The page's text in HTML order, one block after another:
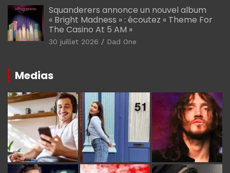
Squanderers annonce un nouvel album
« Bright Madness » : écoutez « Theme For
The Casino At 5 AM »
30 juillet 2026 Dad One
Medias